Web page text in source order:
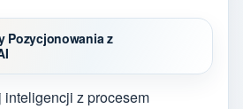
Pozycjonowania z
inteligencji z procesem